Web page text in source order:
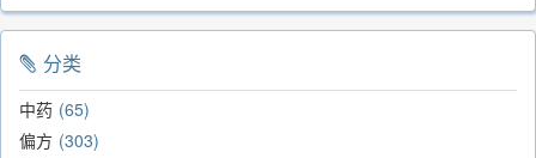
分类
中药 65
偏方 303